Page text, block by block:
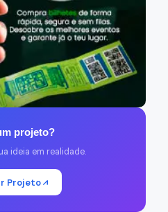
projeto?
ideia em realidade.
Projeto